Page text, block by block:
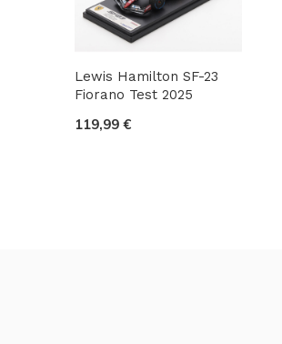
Lewis Hamilton SF-23
Fiorano Test 2025
119,99 €